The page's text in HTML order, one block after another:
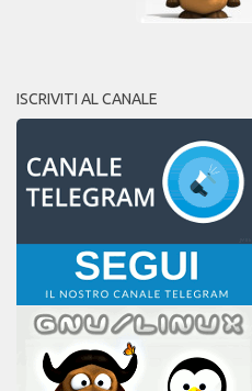
ISCRIVITI AL CANALE